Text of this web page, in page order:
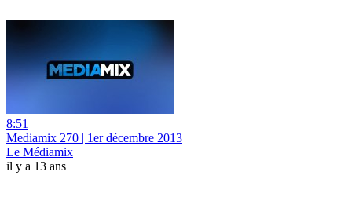
8:51
Mediamix 270 | 1er décembre 2013
Le Médiamix
il y a 13 ans